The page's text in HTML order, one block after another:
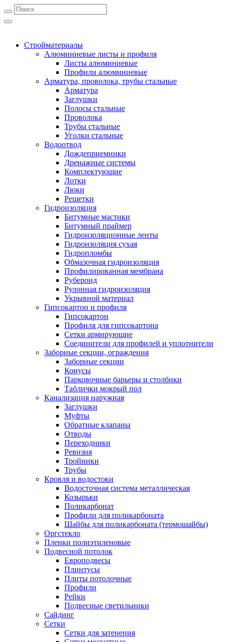
Стройматериалы
Алюминиевые листы и профиля
Листы алюминиевые
Профили алюминиевые
Арматура, проволока, трубы стальные
Арматура
Заглушки
Полосы стальные
Проволока
Трубы стальные
Уголки стальные
Водоотвод
Дождеприемники
Дренажные системы
Комплектующие
Лотки
Люки
Решетки
Гидроизоляция
Битумные мастики
Битумный праймер
Гидроизоляционные ленты
Гидроизоляция сухая
Гидропломбы
Обмазочная гидроизоляция
Профилированная мембрана
Рубероид
Рулонная гидроизоляция
Укрывной материал
Гипсокартон и профиля
Гипсокартон
Профиля для гипсокартона
Сетки армирующие
Соединители для профилей и уплотнители
Заборные секции, ограждения
Заборные секции
Конусы
Парковочные барьеры и столбики
Таблички мокрый пол
Канализация наружная
Заглушки
Муфты
Обратные клапаны
Отводы
Переходники
Ревизия
Тройники
Трубы
Кровля и водостоки
Водосточная система металлическая
Козырьки
Поликарбонат
Профили для поликарбоната
Шайбы для поликарбоната (термошайбы)
Оргстекло
Пленки полиэтиленовые
Подвесной потолок
Европодвесы
Плинтусы
Плиты потолочные
Профили
Рейки
Подвесные светильники
Сайдинг
Сетки
Сетки для затенения